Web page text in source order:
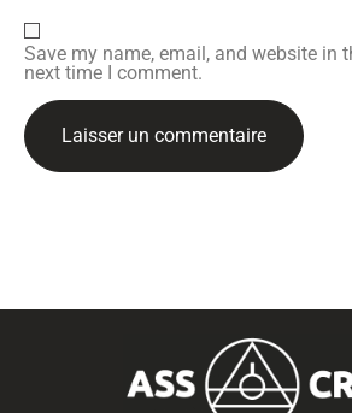
Save my name, email, and website in
next time I comment.